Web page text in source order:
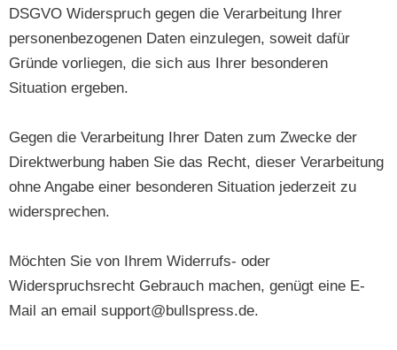
DSGVO Widerspruch gegen die Verarbeitung Ihrer
personenbezogenen Daten einzulegen, soweit dafür
Gründe vorliegen, die sich aus Ihrer besonderen
Situation ergeben.
Gegen die Verarbeitung Ihrer Daten zum Zwecke der
Direktwerbung haben Sie das Recht, dieser Verarbeitung
ohne Angabe einer besonderen Situation jederzeit zu
widersprechen.
Möchten Sie von Ihrem Widerrufs- oder
Widerspruchsrecht Gebrauch machen, genügt eine E-
Mail an email support@bullspress.de.